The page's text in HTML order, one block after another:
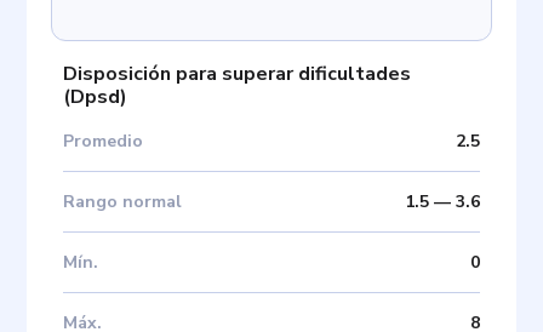
Disposición para superar dificultades
(Dpsd)
Promedio 2.5
Rango normal 1.5— 3.6
Mín. 0
Máx. 8